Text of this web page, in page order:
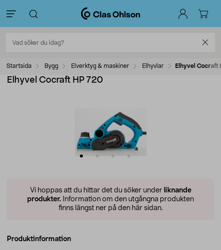
Startsida Bygg Elverktyg & maskiner Elhyvlar Elhyvel Cocraft
Elhyvel Cocraft HP 720
Vi hoppas att du hittar det du söker under liknande
produkter. Information om den utgångna produkten
finns längst ner på den här sidan.
Produktinformation